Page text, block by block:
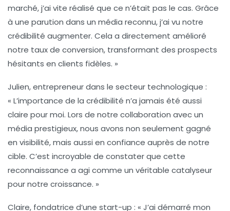
marché, j’ai vite réalisé que ce n’était pas le cas. Grâce
à une parution dans un média reconnu, j’ai vu notre
crédibilité augmenter. Cela a directement amélioré
notre taux de conversion, transformant des prospects
hésitants en clients fidèles. »
Julien, entrepreneur dans le secteur technologique :
« L’importance de la crédibilité n’a jamais été aussi
claire pour moi. Lors de notre collaboration avec un
média prestigieux, nous avons non seulement gagné
en visibilité, mais aussi en confiance auprès de notre
cible. C’est incroyable de constater que cette
reconnaissance a agi comme un véritable catalyseur
pour notre croissance. »
Claire, fondatrice d’une start-up : « J’ai démarré mon